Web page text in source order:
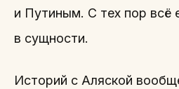
и Путиным. С тех пор всё
в сущности.
Историй с Аляской